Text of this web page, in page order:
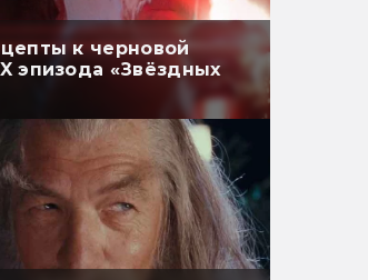
к черновой
эпизода «Звёздных